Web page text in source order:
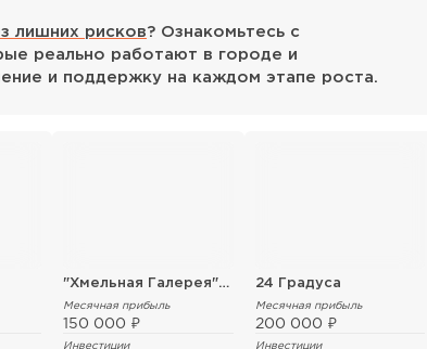
лишних рисков? Ознакомьтесь с
реально работают в городе и
и поддержку на каждом этапе роста.
"Хмельная Галерея" от ПК Канцлеръ
Месячная прибыль
150 000 ₽
Инвестиции
24 Градуса
Месячная прибыль
200 000 ₽
Инвестиции